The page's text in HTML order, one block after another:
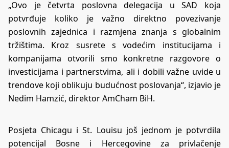
„Ovo je četvrta poslovna delegacija u SAD koja
potvrđuje koliko je važno direktno povezivanje
poslovnih zajednica i razmjena znanja s globalnim
tržištima. Kroz susrete s vodećim institucijama i
kompanijama otvorili smo konkretne razgovore o
investicijama i partnerstvima, ali i dobili važne uvide u
trendove koji oblikuju budućnost poslovanja“, izjavio je
Nedim Hamzić, direktor AmCham BiH.
Posjeta Chicagu i St. Louisu još jednom je potvrdila
potencijal Bosne i Hercegovine za privlačenje